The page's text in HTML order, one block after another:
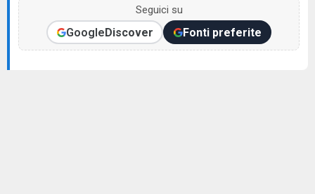
Seguici su
GoogleDiscover Fonti preferite